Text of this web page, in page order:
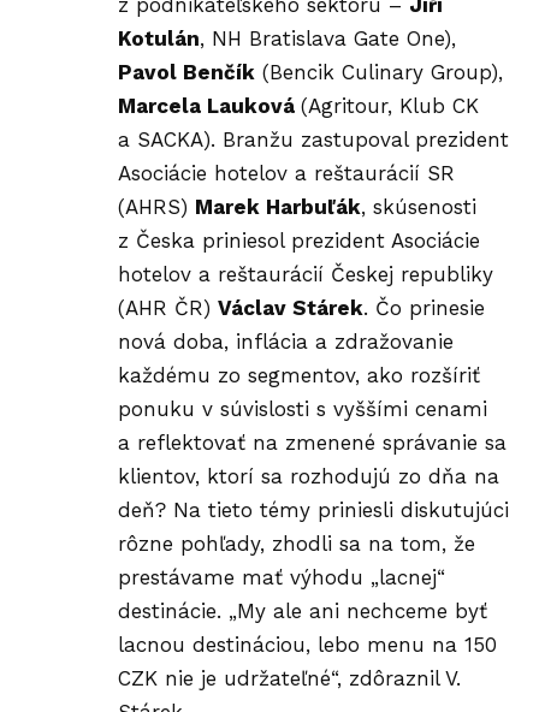
z podnikateľského sektoru – Jiří
Kotulán, NH Bratislava Gate One),
Pavol Benčík (Bencik Culinary Group),
Marcela Lauková (Agritour, Klub CK
a SACKA). Branžu zastupoval prezident
Asociácie hotelov a reštaurácií SR
(AHRS) Marek Harbuľák, skúsenosti
z Česka priniesol prezident Asociácie
hotelov a reštaurácií Českej republiky
(AHR ČR) Václav Stárek. Čo prinesie
nová doba, inflácia a zdražovanie
každému zo segmentov, ako rozšíriť
ponuku v súvislosti s vyššími cenami
a reflektovať na zmenené správanie sa
klientov, ktorí sa rozhodujú zo dňa na
deň? Na tieto témy priniesli diskutujúci
rôzne pohľady, zhodli sa na tom, že
prestávame mať výhodu „lacnej“
destinácie. „My ale ani nechceme byť
lacnou destináciou, lebo menu na 150
CZK nie je udržateľné“, zdôraznil V.